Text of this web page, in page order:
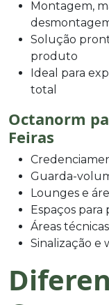
Montagem,
Solução
produto
Ideal para
total
Octanorm
Feiras
Guarda-
Lounges e
Espaços
Áreas
Sinalização e